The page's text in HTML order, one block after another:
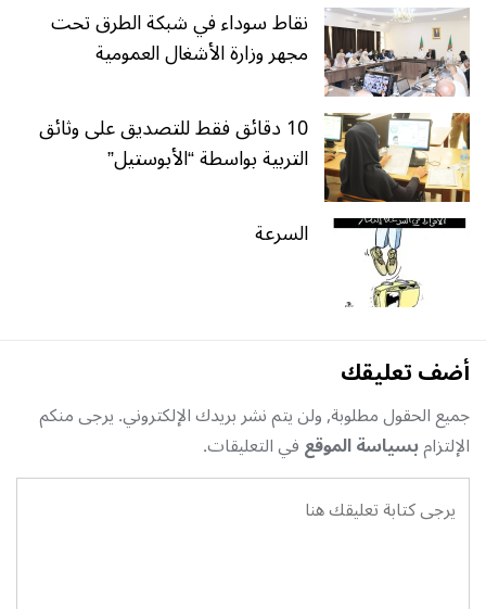
نقاط سوداء في شبكة الطرق تحت
مجهر وزارة الأشغال العمومية
10 دقائق فقط للتصديق على وثائق
التربية بواسطة “الأبوستيل”
السرعة
أضف تعليقك
جميع الحقول مطلوبة, ولن يتم نشر بريدك الإلكتروني. يرجى منكم
الإلتزامبسياسة الموقعفي التعليقات.